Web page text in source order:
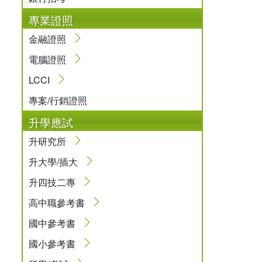
專業證照
金融證照
電腦證照
LCCI
專案/行銷證照
升學應試
升研究所
升大學/插大
升四技二專
高中職參考書
國中參考書
國小參考書